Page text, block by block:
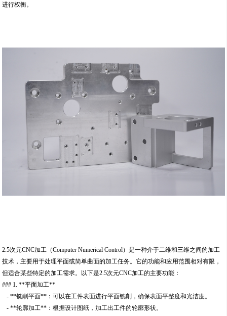
进行权衡。
2.5次元CNC加工（Computer Numerical Control）是一种介于二维和三维之间的加工
技术，主要用于处理平面或简单曲面的加工任务。它的功能和应用范围相对有限，
但适合某些特定的加工需求。以下是2.5次元CNC加工的主要功能：
### 1. **平面加工**
- **铣削平面**：可以在工件表面进行平面铣削，确保表面平整度和光洁度。
- **轮廓加工**：根据设计图纸，加工出工件的轮廓形状。